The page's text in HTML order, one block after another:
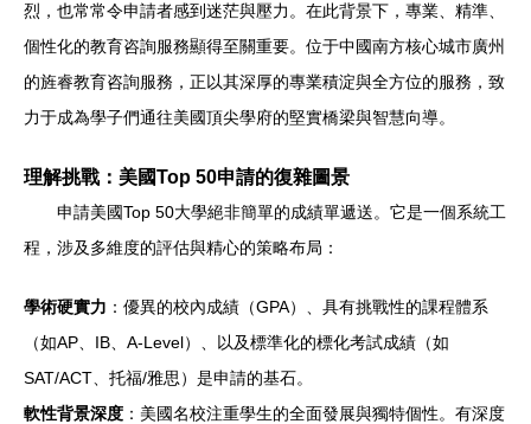
烈，也常常令申請者感到迷茫與壓力。在此背景下，專業、精準、
個性化的教育咨詢服務顯得至關重要。位于中國南方核心城市廣州
的旌睿教育咨詢服務，正以其深厚的專業積淀與全方位的服務，致
力于成為學子們通往美國頂尖學府的堅實橋梁與智慧向導。
理解挑戰：美國Top 50申請的復雜圖景
申請美國Top 50大學絕非簡單的成績單遞送。它是一個系統工
程，涉及多維度的評估與精心的策略布局：
學術硬實力 ：優異的校內成績（GPA）、具有挑戰性的課程體系
（如AP、IB、A-Level）、以及標準化的標化考試成績（如
SAT/ACT、托福/雅思）是申請的基石。
軟性背景深度 ：美國名校注重學生的全面發展與獨特個性。有深度